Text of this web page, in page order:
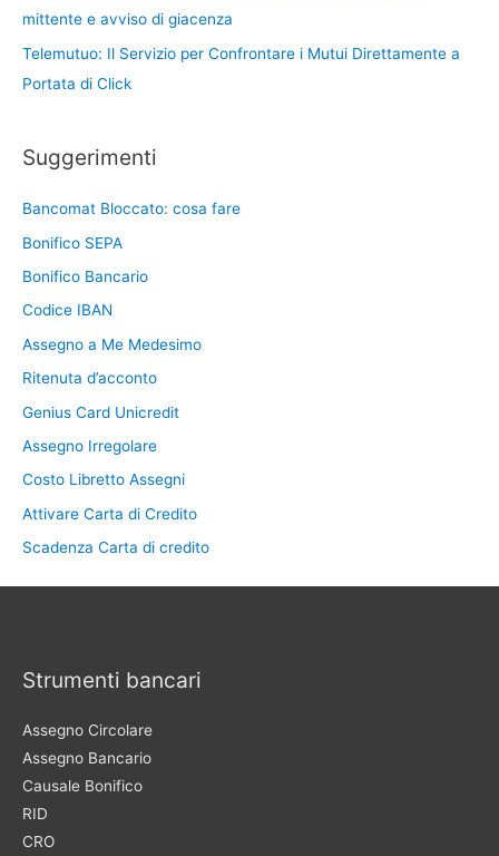
mittente e avviso di giacenza
Telemutuo: Il Servizio per Confrontare i Mutui Direttamente a
Portata di Click
Suggerimenti
Bancomat Bloccato: cosa fare
Bonifico SEPA
Bonifico Bancario
Codice IBAN
Assegno a Me Medesimo
Ritenuta d’acconto
Genius Card Unicredit
Assegno Irregolare
Costo Libretto Assegni
Attivare Carta di Credito
Scadenza Carta di credito
Strumenti bancari
Assegno Circolare
Assegno Bancario
Causale Bonifico
RID
CRO